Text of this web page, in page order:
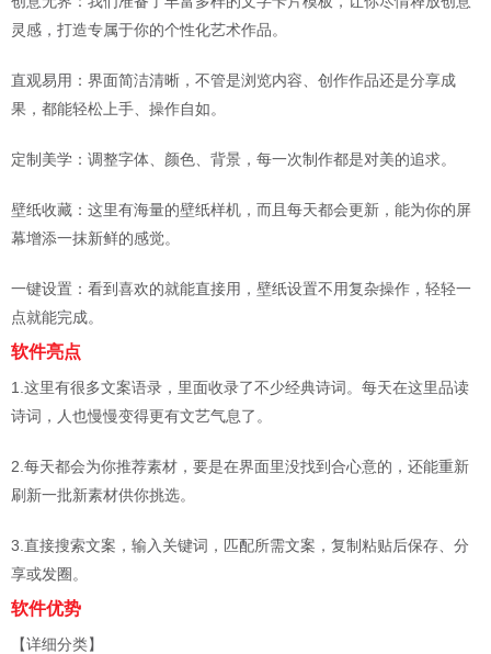
灵感，打造专属于你的个性化艺术作品。
直观易用：界面简洁清晰，不管是浏览内容、创作作品还是分享成
果，都能轻松上手、操作自如。
定制美学：调整字体、颜色、背景，每一次制作都是对美的追求。
壁纸收藏：这里有海量的壁纸样机，而且每天都会更新，能为你的屏
幕增添一抹新鲜的感觉。
一键设置：看到喜欢的就能直接用，壁纸设置不用复杂操作，轻轻一
点就能完成。
软件亮点
1.这里有很多文案语录，里面收录了不少经典诗词。每天在这里品读
诗词，人也慢慢变得更有文艺气息了。
2.每天都会为你推荐素材，要是在界面里没找到合心意的，还能重新
刷新一批新素材供你挑选。
3.直接搜索文案，输入关键词，匹配所需文案，复制粘贴后保存、分
享或发圈。
软件优势
【详细分类】